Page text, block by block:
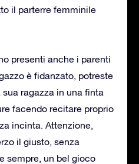
il parterre femminile
presenti anche i parenti
è fidanzato, potreste
ragazza in una finta
facendo recitare proprio
incinta. Attenzione,
il giusto, senza
sempre, un bel gioco